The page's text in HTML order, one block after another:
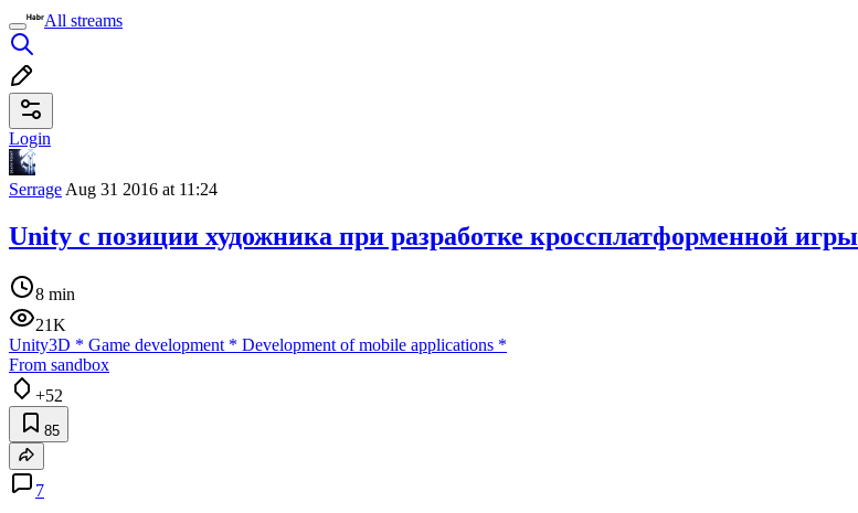
All streams
Login
Serrage Aug 31 2016 at 11:24
Unity с позиции художника при разработке кроссплатформенной игры
8 min
21K
Unity3D * Game development * Development of mobile applications *
From sandbox
+52
85
7